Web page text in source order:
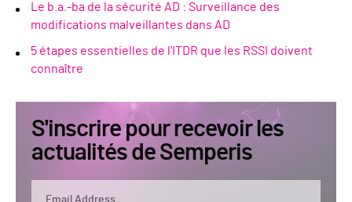
Le b.a.-ba de la sécurité AD : Surveillance des
modifications malveillantes dans AD
5 étapes essentielles de l'ITDR que les RSSI doivent
connaître
S'inscrire pour recevoir les
actualités de Semperis